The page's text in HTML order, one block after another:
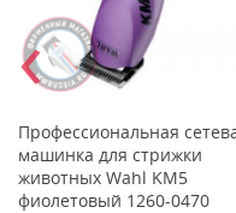
Профессиональная
машинка для стрижки
животных Wahl KM5
фиолетовый 1260-0470
‹